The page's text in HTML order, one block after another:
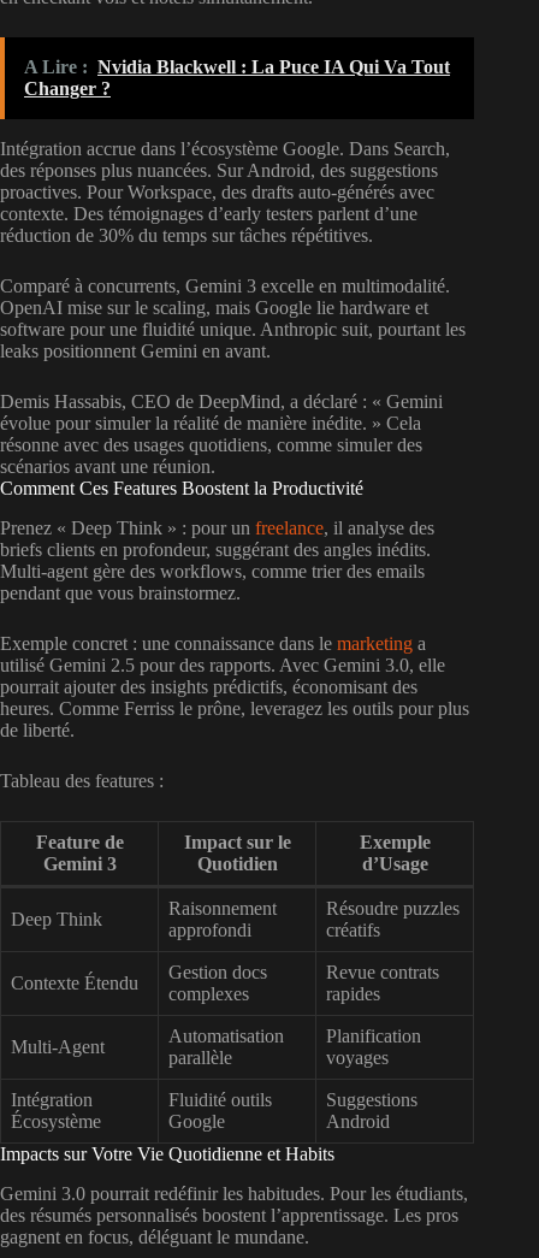
A Lire : Nvidia Blackwell : La Puce IA Qui Va Tout
Changer ?
Intégration accrue dans l’écosystème Google. Dans Search,
des réponses plus nuancées. Sur Android, des suggestions
proactives. Pour Workspace, des drafts auto-générés avec
contexte. Des témoignages d’early testers parlent d’une
réduction de 30% du temps sur tâches répétitives.
Comparé à concurrents, Gemini 3 excelle en multimodalité.
OpenAI mise sur le scaling, mais Google lie hardware et
software pour une fluidité unique. Anthropic suit, pourtant les
leaks positionnent Gemini en avant.
Demis Hassabis, CEO de DeepMind, a déclaré : « Gemini
évolue pour simuler la réalité de manière inédite. » Cela
résonne avec des usages quotidiens, comme simuler des
scénarios avant une réunion.
Comment Ces Features Boostent la Productivité
Prenez « Deep Think » : pour un freelance, il analyse des
briefs clients en profondeur, suggérant des angles inédits.
Multi-agent gère des workflows, comme trier des emails
pendant que vous brainstormez.
Exemple concret : une connaissance dans le marketing a
utilisé Gemini 2.5 pour des rapports. Avec Gemini 3.0, elle
pourrait ajouter des insights prédictifs, économisant des
heures. Comme Ferriss le prône, leveragez les outils pour plus
de liberté.
Tableau des features :
Feature de
Gemini 3
Impact sur le
Quotidien
Exemple
d’Usage
Deep Think
Raisonnement
approfondi
Résoudre puzzles
créatifs
Contexte Étendu
Gestion docs
complexes
Revue contrats
rapides
Multi-Agent
Automatisation
parallèle
Planification
voyages
Intégration
Écosystème
Fluidité outils
Google
Suggestions
Android
Impacts sur Votre Vie Quotidienne et Habits
Gemini 3.0 pourrait redéfinir les habitudes. Pour les étudiants,
des résumés personnalisés boostent l’apprentissage. Les pros
gagnent en focus, déléguant le mundane.